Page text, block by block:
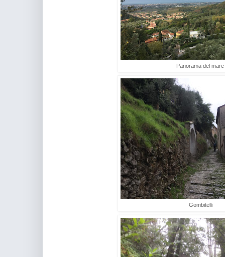
Panorama del mare
Gombitelli